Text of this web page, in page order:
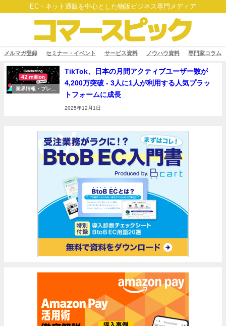
EC・ネット通販を中心とした物販ビジネス専門メディア
メルマガ登録 セミナー・イベント サービス資料 ノウハウ資料 専門家コラム
業界情報・プレス
TikTok、日本の月間アクティブユーザー数が
4,200万突破 - 3人に1人が利用する人気プラッ
トフォームに成長
2025年12月1日